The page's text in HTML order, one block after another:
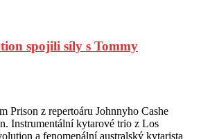
spojili síly s Tommy
Prison z repertoáru Johnnyho Cashe
Instrumentální kytarové trio z Los
a fenomenální australský kytarista